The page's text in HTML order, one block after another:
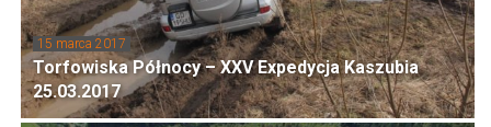
15 marca 2017
Torfowiska Północy – XXV Expedycja Kaszubia
25.03.2017